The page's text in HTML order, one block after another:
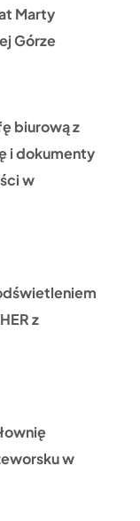
Marty
Górze
biurową z
i dokumenty
w
z
w